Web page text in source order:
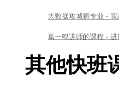
大数据攻城狮专业 -
葛一鸣讲师的课程 - 进
其他快班